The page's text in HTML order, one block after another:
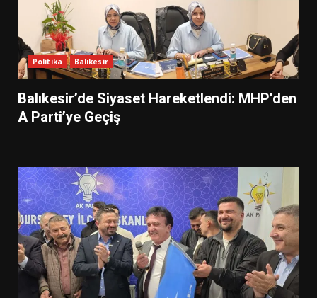
Politika Balıkesir
Balıkesir’de Siyaset Hareketlendi: MHP’den
A Parti’ye Geçiş